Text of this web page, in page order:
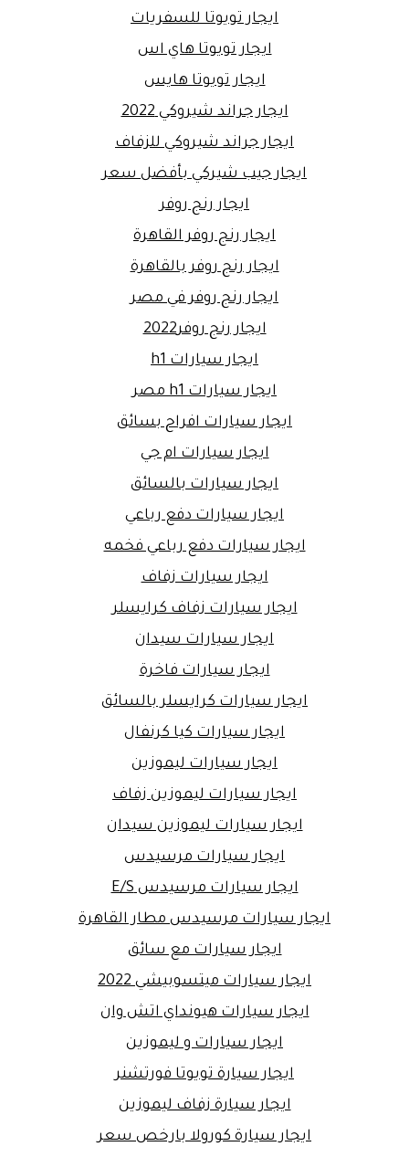
ايجار تويوتا للسفريات
ايجار تويوتا هاي اس
ايجار تويوتا هايس
ايجار جراند شيروكي 2022
ايجار جراند شيروكي للزفاف
ايجار جيب شيركي بأفضل سعر
ايجار رنج روفر
ايجار رنج روفر القاهرة
ايجار رنج روفر بالقاهرة
ايجار رنج روفر في مصر
ايجار رنج روفر2022
ايجار سيارات h1
ايجار سيارات h1 مصر
ايجار سيارات افراح بسائق
ايجار سيارات ام جي
ايجار سيارات بالسائق
ايجار سيارات دفع رباعي
ايجار سيارات دفع رباعي فخمه
ايجار سيارات زفاف
ايجار سيارات زفاف كرايسلر
ايجار سيارات سيدان
ايجار سيارات فاخرة
ايجار سيارات كرايسلر بالسائق
ايجار سيارات كيا كرنفال
ايجار سيارات ليموزين
ايجار سيارات ليموزين زفاف
ايجار سيارات ليموزين سيدان
ايجار سيارات مرسيدس
ايجار سيارات مرسيدس E/S
ايجار سيارات مرسيدس مطار القاهرة
ايجار سيارات مع سائق
ايجار سيارات ميتسوبيشي 2022
ايجار سيارات هيونداي اتش وان
ايجار سيارات و ليموزين
ايجار سيارة تويوتا فورتشنر
ايجار سيارة زفاف ليموزين
ايجار سيارة كورولا بارخص سعر